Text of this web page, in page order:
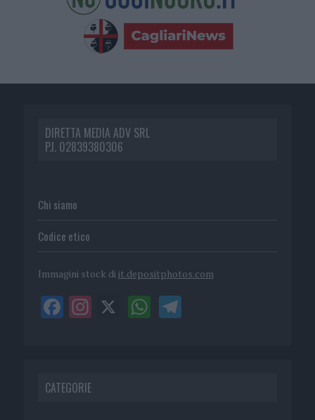
DIRETTA MEDIA ADV SRL
P.I. 02839380306
Chi siamo
Codice etico
Immagini stock di it.depositphotos.com
CATEGORIE